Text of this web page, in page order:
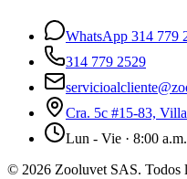
WhatsApp 314 779
314 779 2529
Cra. 5c #15-83,
Lun - Vie · 8:00
© 2026 Zooluvet SAS. Todos